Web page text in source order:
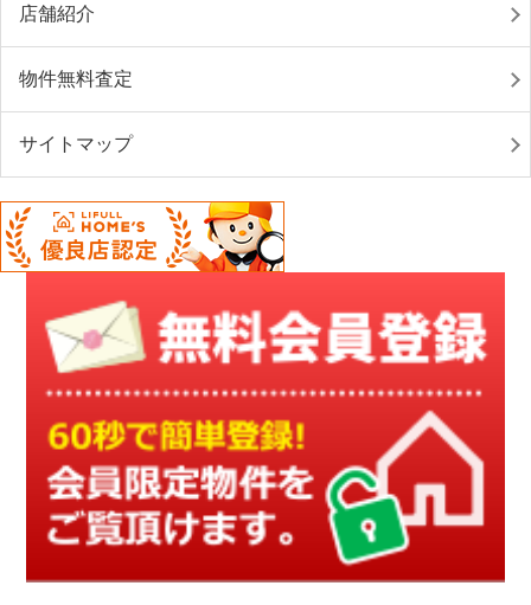
店舗紹介
物件無料査定
サイトマップ